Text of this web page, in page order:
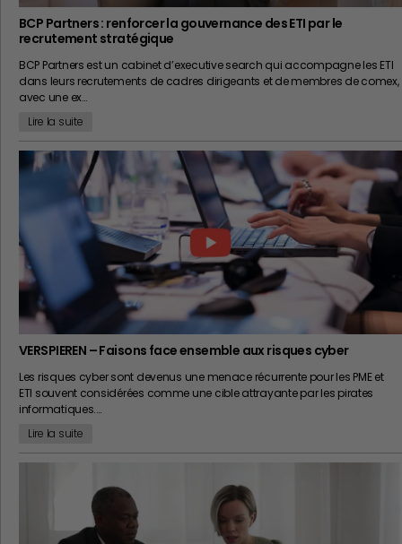
BCP Partners : renforcer la gouvernance des ETI par le
recrutement stratégique
BCP Partners est un cabinet d’executive search qui accompagne les ETI
dans leurs recrutements de cadres dirigeants et de membres de comex,
avec une ex…
Lire la suite
VERSPIEREN – Faisons face ensemble aux risques cyber
Les risques cyber sont devenus une menace récurrente pour les PME et
ETI souvent considérées comme une cible attrayante par les pirates
informatiques.…
Lire la suite